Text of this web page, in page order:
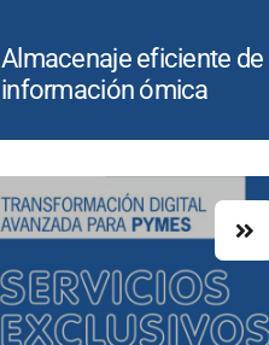
Almacenaje eficiente de
información ómica